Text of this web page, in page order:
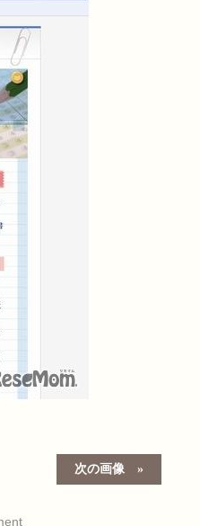
次の画像